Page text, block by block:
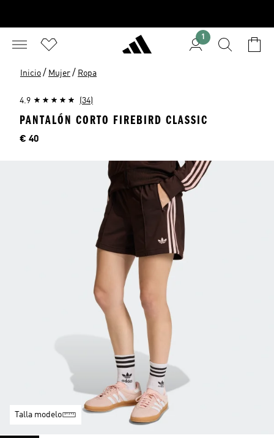
1
Inicio / Mujer / Ropa
4.9 (34)
PANTALÓN CORTO FIREBIRD CLASSIC
Precio
€ 40
Talla modelo